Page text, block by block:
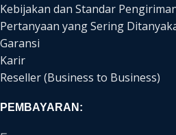
Kebijakan dan Standar
Pertanyaan yang Sering
Garansi
Karir
Reseller (Business to Business)
PEMBAYARAN: